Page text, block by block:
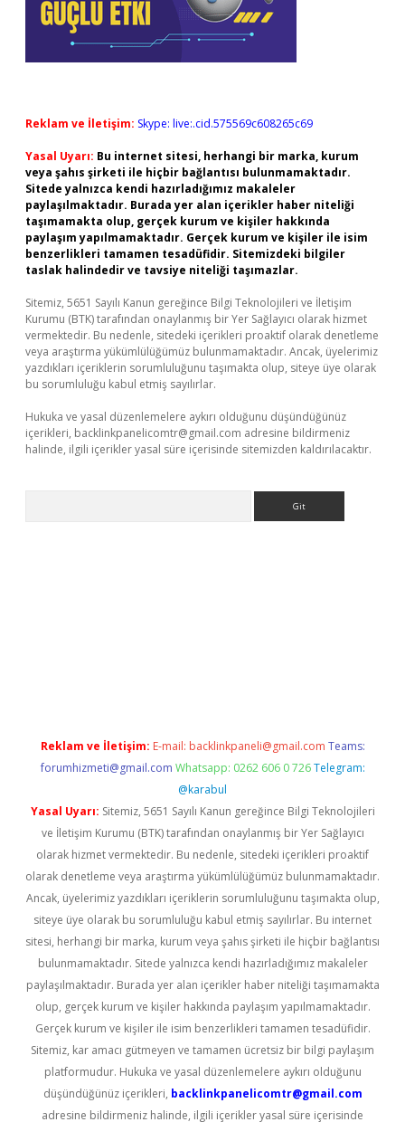
Reklam ve İletişim: Skype: live:.cid.575569c608265c69
Yasal Uyarı: Bu internet sitesi, herhangi bir marka, kurum
veya şahıs şirketi ile hiçbir bağlantısı bulunmamaktadır.
Sitede yalnızca kendi hazırladığımız makaleler
paylaşılmaktadır. Burada yer alan içerikler haber niteliği
taşımamakta olup, gerçek kurum ve kişiler hakkında
paylaşım yapılmamaktadır. Gerçek kurum ve kişiler ile isim
benzerlikleri tamamen tesadüfidir. Sitemizdeki bilgiler
taslak halindedir ve tavsiye niteliği taşımazlar.
Sitemiz, 5651 Sayılı Kanun gereğince Bilgi Teknolojileri ve İletişim
Kurumu (BTK) tarafından onaylanmış bir Yer Sağlayıcı olarak hizmet
vermektedir. Bu nedenle, sitedeki içerikleri proaktif olarak denetleme
veya araştırma yükümlülüğümüz bulunmamaktadır. Ancak, üyelerimiz
yazdıkları içeriklerin sorumluluğunu taşımakta olup, siteye üye olarak
bu sorumluluğu kabul etmiş sayılırlar.
Hukuka ve yasal düzenlemelere aykırı olduğunu düşündüğünüz
içerikleri, backlinkpanelicomtr@gmail.com adresine bildirmeniz
halinde, ilgili içerikler yasal süre içerisinde sitemizden kaldırılacaktır.
Reklam ve İletişim: E-mail: backlinkpaneli@gmail.com Teams:
forumhizmeti@gmail.com Whatsapp: 0262 606 0 726 Telegram:
@karabul
Yasal Uyarı: Sitemiz, 5651 Sayılı Kanun gereğince Bilgi Teknolojileri
ve İletişim Kurumu (BTK) tarafından onaylanmış bir Yer Sağlayıcı
olarak hizmet vermektedir. Bu nedenle, sitedeki içerikleri proaktif
olarak denetleme veya araştırma yükümlülüğümüz bulunmamaktadır.
Ancak, üyelerimiz yazdıkları içeriklerin sorumluluğunu taşımakta olup,
siteye üye olarak bu sorumluluğu kabul etmiş sayılırlar. Bu internet
sitesi, herhangi bir marka, kurum veya şahıs şirketi ile hiçbir bağlantısı
bulunmamaktadır. Sitede yalnızca kendi hazırladığımız makaleler
paylaşılmaktadır. Burada yer alan içerikler haber niteliği taşımamakta
olup, gerçek kurum ve kişiler hakkında paylaşım yapılmamaktadır.
Gerçek kurum ve kişiler ile isim benzerlikleri tamamen tesadüfidir.
Sitemiz, kar amacı gütmeyen ve tamamen ücretsiz bir bilgi paylaşım
platformudur. Hukuka ve yasal düzenlemelere aykırı olduğunu
düşündüğünüz içerikleri, backlinkpanelicomtr@gmail.com
adresine bildirmeniz halinde, ilgili içerikler yasal süre içerisinde